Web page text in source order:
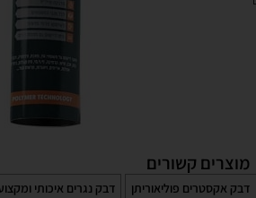
מוצרים קשורים
דבק אקסטרים פוליאוריתן
דבק נגרים איכותי